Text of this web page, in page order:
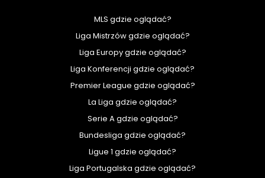
MLS gdzie oglądać?
Liga Mistrzów gdzie oglądać?
Liga Europy gdzie oglądać?
Liga Konferencji gdzie oglądać?
Premier League gdzie oglądać?
La Liga gdzie oglądać?
Serie A gdzie oglądać?
Bundesliga gdzie oglądać?
Ligue 1 gdzie oglądać?
Liga Portugalska gdzie oglądać?